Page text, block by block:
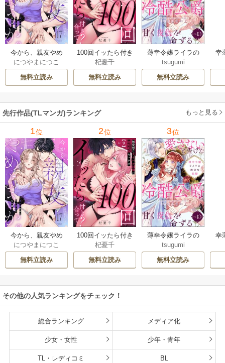
今から、親友やめ
ようか。～腐れ縁
同僚は甘い快楽で
私を壊す～
につやまにつこ
無料立読み
100回イッたら付き
合って？ 無愛想な
ライバル同期の溺
愛絶倫セックス
杞憂千
無料立読み
薄幸令嬢ライラの
数奇な結婚 愛さな
いと告げた冷酷公
爵は甘く夜伽を命
tsugumi
無料立読み
幸
先行作品(TLマンガ)ランキング もっと見る
1位
今から、親友やめ
ようか。～腐れ縁
同僚は甘い快楽で
私を壊す～
につやまにつこ
無料立読み
2位
100回イッたら付き
合って？ 無愛想な
ライバル同期の溺
愛絶倫セックス
杞憂千
無料立読み
3位
薄幸令嬢ライラの
数奇な結婚 愛さな
いと告げた冷酷公
爵は甘く夜伽を命
tsugumi
無料立読み
幸
その他の人気ランキングをチェック！
総合ランキング メディア化
少女・女性 少年・青年
TL・レディコミ BL